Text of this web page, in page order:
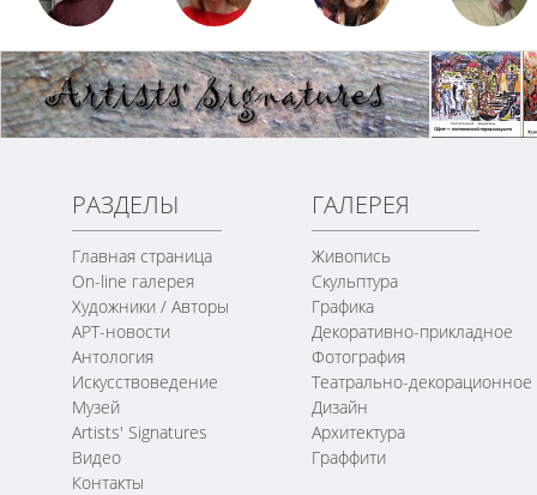
РАЗДЕЛЫ
Главная страница
On-line галерея
Художники / Авторы
АРТ-новости
Антология
Искусствоведение
Музей
Artists' Signatures
Видео
Контакты
ГАЛЕРЕЯ
Живопись
Скульптура
Графика
Декоративно-прикладное
Фотография
Театрально-декорационное
Дизайн
Архитектура
Граффити